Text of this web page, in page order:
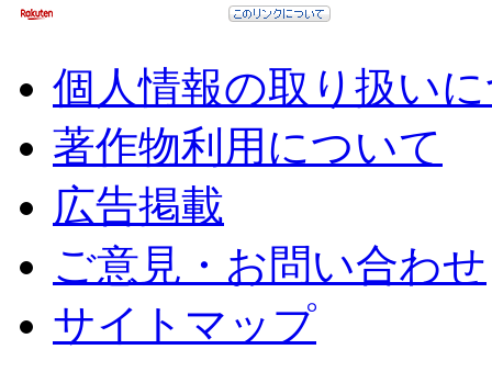
個人情報の取り扱い
著作物利用について
広告掲載
ご意見・お問い合わせ
サイトマップ